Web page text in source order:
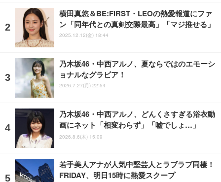
横田真悠＆BE:FIRST・LEOの熱愛報道にファ
ン「同年代との真剣交際最高」「マジ推せる」
2025.12.12(金) 18:44
乃木坂46・中西アルノ、夏ならではのエモーシ
ョナルなグラビア！
2026.7.27(月) 22:54
乃木坂46・中西アルノ、どんくさすぎる浴衣動
画にネット「相変わらず」「嘘でしょ…」
2026.8.6(木) 15:09
若手美人アナが人気中堅芸人とラブラブ同棲！
FRIDAY、明日15時に熱愛スクープ